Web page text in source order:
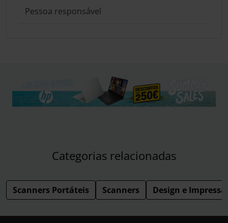
Pessoa responsável
Categorias relacionadas
Scanners Portáteis Scanners Design e